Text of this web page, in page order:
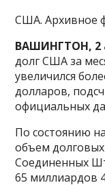
США. Архивное
ВАШИНГТОН, 2
долг США за
увеличился
долларов,
официальных
По состоянию
объем долговых
Соединенных
65 миллиардов